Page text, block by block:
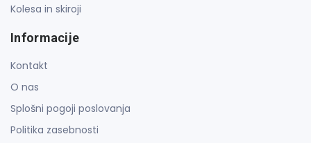
Kolesa in skiroji
Informacije
Kontakt
O nas
Splošni pogoji poslovanja
Politika zasebnosti